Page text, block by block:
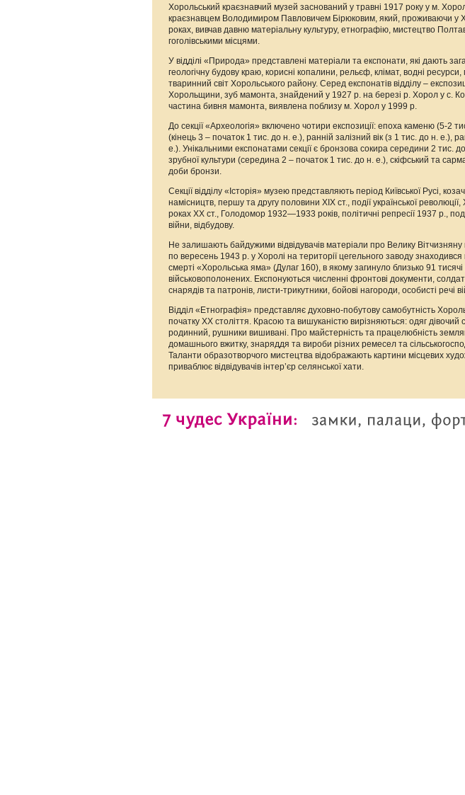
Хорольський краєзнавчий музей заснований у травні 1917 року у м.
краєзнавцем Володимиром Павловичем Бірюковим, який, проживаючи у
роках, вивчав давню матеріальну культуру, етнографію, мистецтво
гоголівськими місцями.
У відділі «Природа» представлені матеріали та експонати, які дають
геологічну будову краю, корисні копалини, рельєф, клімат, водні ресурси,
тваринний світ Хорольського району. Серед експонатів відділу –
Хорольщини, зуб мамонта, знайдений у 1927 р. на березі р. Хорол у с.
частина бивня мамонта, виявлена поблизу м. Хорол у 1999 р.
До секції «Археологія» включено чотири експозиції: епоха каменю (5-2
(кінець 3 – початок 1 тис. до н. е.), ранній залізний вік (з 1 тис. до н. е.),
е.). Унікальними експонатами секції є бронзова сокира середини 2 тис.
зрубної культури (середина 2 – початок 1 тис. до н. е.), скіфський та
доби бронзи.
Секції відділу «Історія» музею представляють період Київської Русі,
намісництв, першу та другу половини ХІХ ст., події української
роках ХХ ст., Голодомор 1932—1933 років, політичні репресії 1937 р.,
війни, відбудову.
Не залишають байдужими відвідувачів матеріали про Велику Вітчизняну
по вересень 1943 р. у Хоролі на території цегельного заводу
смерті «Хорольська яма» (Дулаг 160), в якому загинуло близько 91
військовополонених. Експонуються численні фронтові документи,
снарядів та патронів, листи-трикутники, бойові нагороди, особисті речі
Відділ «Етнографія» представляє духовно-побутову самобутність
початку ХХ століття. Красою та вишуканістю вирізняються: одяг дівочий
родинний, рушники вишивані. Про майстерність та працелюбність
домашнього вжитку, знаряддя та вироби різних ремесел та
Таланти образотворчого мистецтва відображають картини місцевих
приваблює відвідувачів інтер’єр селянської хати.